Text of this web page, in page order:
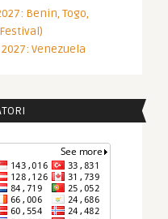
Benin, Togo,
Venezuela